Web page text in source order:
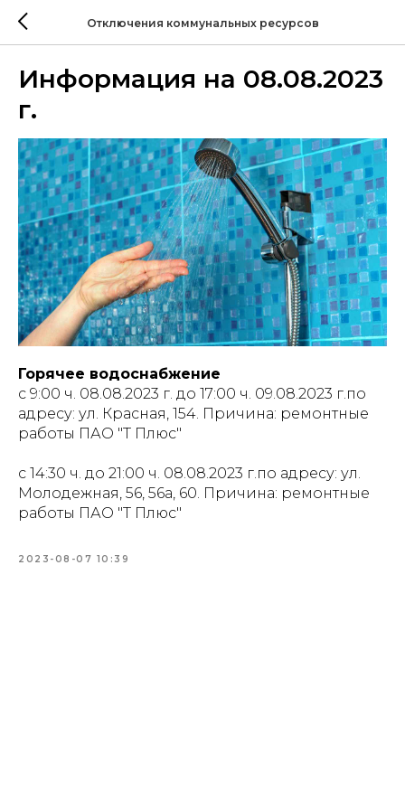
Отключения коммунальных ресурсов
Информация на 08.08.2023
г.
Горячее водоснабжение
с 9:00 ч. 08.08.2023 г. до 17:00 ч. 09.08.2023 г.по
адресу: ул. Красная, 154. Причина: ремонтные
работы ПАО "Т Плюс"
с 14:30 ч. до 21:00 ч. 08.08.2023 г.по адресу: ул.
Молодежная, 56, 56а, 60. Причина: ремонтные
работы ПАО "Т Плюс"
2023-08-07 10:39